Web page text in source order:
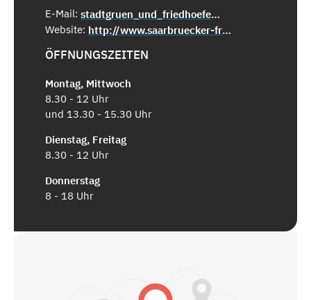
E-Mail:
stadtgruen_und_friedhoefe@saarbruecken.de
Website:
http://www.saarbruecker-friedhoefe.de
ÖFFNUNGSZEITEN
Montag, Mittwoch
8.30 - 12 Uhr
und 13.30 - 15.30 Uhr
Dienstag, Freitag
8.30 - 12 Uhr
Donnerstag
8 - 18 Uhr